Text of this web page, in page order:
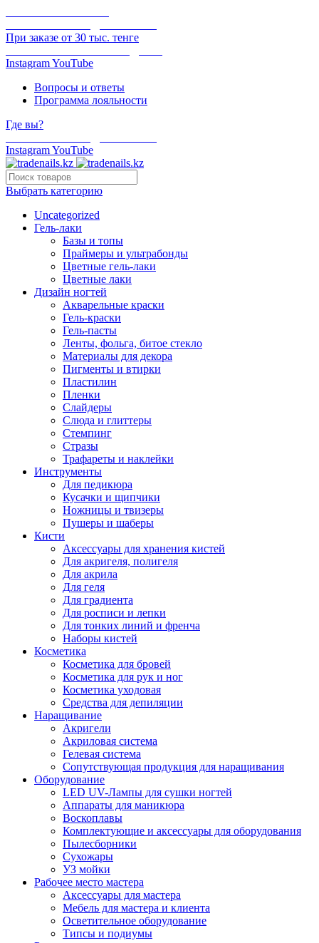
При заказе от 30 тыс. тенге
InstagramYouTube
Вопросы и ответы
Программа лояльности
Где вы?
InstagramYouTube
Выбрать категорию
Uncategorized
Гель-лаки
Базы и топы
Праймеры и ультрабонды
Цветные гель-лаки
Цветные лаки
Дизайн ногтей
Акварельные краски
Гель-краски
Гель-пасты
Ленты, фольга, битое стекло
Материалы для декора
Пигменты и втирки
Пластилин
Пленки
Слайдеры
Слюда и глиттеры
Стемпинг
Стразы
Трафареты и наклейки
Инструменты
Для педикюра
Кусачки и щипчики
Ножницы и твизеры
Пушеры и шаберы
Кисти
Аксессуары для хранения кистей
Для акригеля, полигеля
Для акрила
Для геля
Для градиента
Для росписи и лепки
Для тонких линий и френча
Наборы кистей
Косметика
Косметика для бровей
Косметика для рук и ног
Косметика уходовая
Средства для депиляции
Наращивание
Акригели
Акриловая система
Гелевая система
Сопутствующая продукция для наращивания
Оборудование
LED UV-Лампы для сушки ногтей
Аппараты для маникюра
Воскоплавы
Комплектующие и аксессуары для оборудования
Пылесборники
Сухожары
УЗ мойки
Рабочее место мастера
Аксессуары для мастера
Мебель для мастера и клиента
Осветительное оборудование
Типсы и подиумы